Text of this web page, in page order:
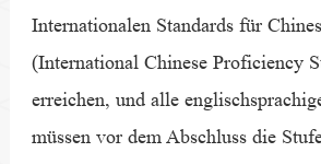
Internationalen Standards für
(International Chinese Proficiency
erreichen, und alle
müssen vor dem Abschluss die